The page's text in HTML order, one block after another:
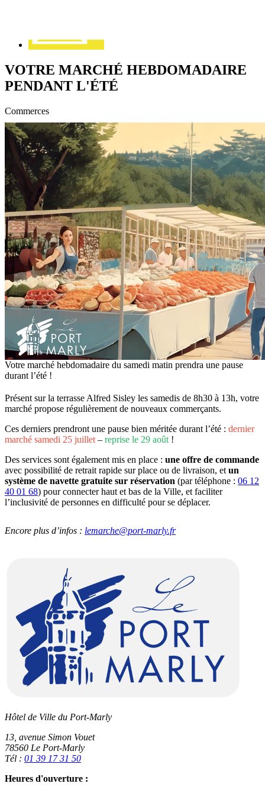
VOTRE MARCHÉ HEBDOMADAIRE
PENDANT L'ÉTÉ
Commerces
Votre marché hebdomadaire du samedi matin prendra une pause
durant l’été !
Présent sur la terrasse Alfred Sisley les samedis de 8h30 à 13h, votre
marché propose régulièrement de nouveaux commerçants.
Ces derniers prendront une pause bien méritée durant l’été : dernier
marché samedi 25 juillet – reprise le 29 août !
Des services sont également mis en place : une offre de commande
avec possibilité de retrait rapide sur place ou de livraison, et un
système de navette gratuite sur réservation (par téléphone : 06 12
40 01 68) pour connecter haut et bas de la Ville, et faciliter
l’inclusivité de personnes en difficulté pour se déplacer.
Encore plus d’infos : lemarche@port-marly.fr
Hôtel de Ville du Port-Marly
13, avenue Simon Vouet
78560 Le Port-Marly
Tél : 01 39 17 31 50
Heures d'ouverture :